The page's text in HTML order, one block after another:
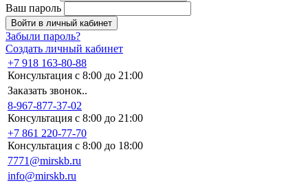
Ваш пароль
Войти в личный кабинет
Забыли пароль?
Создать личный кабинет
+7 918 163-80-88
Консультация с 8:00 до 21:00
Заказать звонок..
8-967-877-37-02
Консультация с 8:00 до 21:00
+7 861 220-77-70
Консультация с 8:00 до 18:00
7771@mirskb.ru
info@mirskb.ru